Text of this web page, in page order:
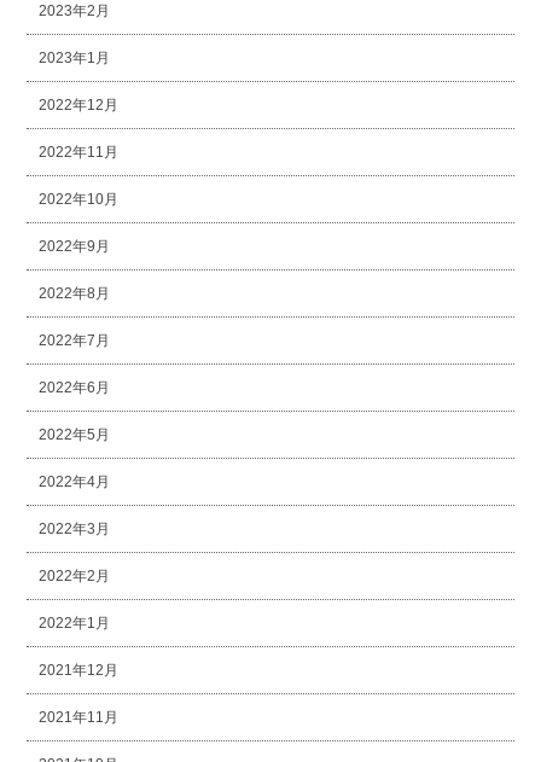
2023年2月
2023年1月
2022年12月
2022年11月
2022年10月
2022年9月
2022年8月
2022年7月
2022年6月
2022年5月
2022年4月
2022年3月
2022年2月
2022年1月
2021年12月
2021年11月